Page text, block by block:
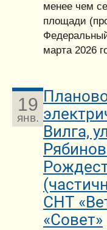
менее чем
площади
марта 2026
19
янв.
Вилга,
СНТ
«Совет»